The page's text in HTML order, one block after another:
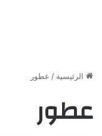
الرئيسية / عطور
عطور